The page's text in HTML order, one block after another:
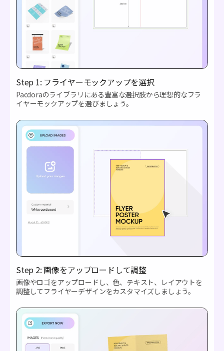
Step 1: フライヤーモックアップを選択
Pacdoraのライブラリにある豊富な選択肢から理想的なフラ
イヤーモックアップを選びましょう。
Step 2: 画像をアップロードして調整
画像やロゴをアップロードし、色、テキスト、レイアウトを
調整してフライヤーデザインをカスタマイズしましょう。